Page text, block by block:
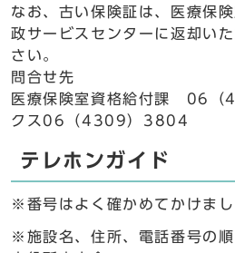
なお、古い保険証は、医療保
政サービスセンターに返却い
さい。
問合せ先
医療保険室資格給付課 06
クス06（4309）3804
テレホンガイド
※番号はよく確かめてかけまし
※施設名、住所、電話番号の順